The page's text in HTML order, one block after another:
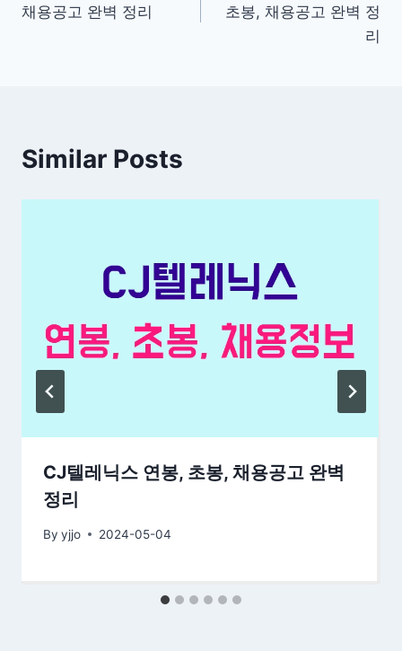
채용공고 완벽 정리
초봉, 채용공고 완벽 정
리
Similar Posts
CJ텔레닉스 연봉, 초봉, 채용공고 완벽
정리
By yjjo 2024-05-04